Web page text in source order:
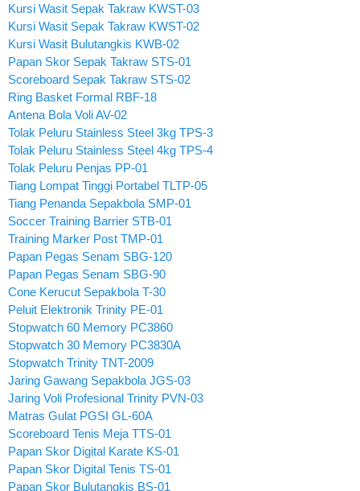
Kursi Wasit Sepak Takraw KWST-03
Kursi Wasit Sepak Takraw KWST-02
Kursi Wasit Bulutangkis KWB-02
Papan Skor Sepak Takraw STS-01
Scoreboard Sepak Takraw STS-02
Ring Basket Formal RBF-18
Antena Bola Voli AV-02
Tolak Peluru Stainless Steel 3kg TPS-3
Tolak Peluru Stainless Steel 4kg TPS-4
Tolak Peluru Penjas PP-01
Tiang Lompat Tinggi Portabel TLTP-05
Tiang Penanda Sepakbola SMP-01
Soccer Training Barrier STB-01
Training Marker Post TMP-01
Papan Pegas Senam SBG-120
Papan Pegas Senam SBG-90
Cone Kerucut Sepakbola T-30
Peluit Elektronik Trinity PE-01
Stopwatch 60 Memory PC3860
Stopwatch 30 Memory PC3830A
Stopwatch Trinity TNT-2009
Jaring Gawang Sepakbola JGS-03
Jaring Voli Profesional Trinity PVN-03
Matras Gulat PGSI GL-60A
Scoreboard Tenis Meja TTS-01
Papan Skor Digital Karate KS-01
Papan Skor Digital Tenis TS-01
Papan Skor Bulutangkis BS-01